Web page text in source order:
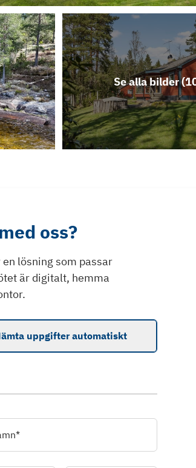
Se alla bilder (
oss?
lösning som passar
är digitalt, hemma
uppgifter automatiskt